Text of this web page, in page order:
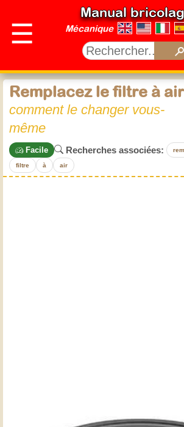
☰
Manual
Mécanique
Remplacez le filtre à air
comment le changer vous-
même
Facile Recherches associées:
filtre à air